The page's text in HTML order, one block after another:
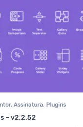
, Assinatura, Plugins
– v2.2.52